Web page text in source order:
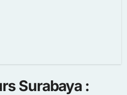
Surabaya :